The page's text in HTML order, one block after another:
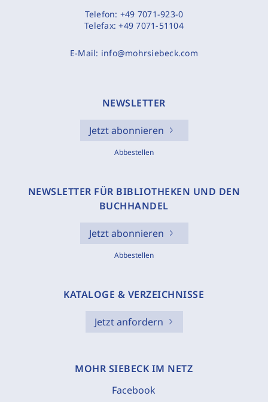
Telefon: +49 7071-923-0
Telefax:+49 7071-51104
E-Mail: info@mohrsiebeck.com
NEWSLETTER
Jetzt abonnieren
Abbestellen
NEWSLETTER FÜR BIBLIOTHEKEN UND DEN
BUCHHANDEL
Jetzt abonnieren
Abbestellen
KATALOGE & VERZEICHNISSE
Jetzt anfordern
MOHR SIEBECK IM NETZ
Facebook